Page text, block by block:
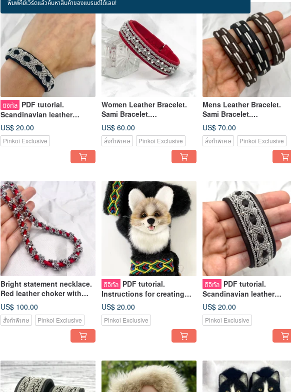
พิมพ์คีย์เวิร์ดแล้วค้นหาสินค้าของแบรนด์ได้เลย!
ดิจิทัล PDF tutorial.
Scandinavian leather
bracelet DIY. How make
Sami bracelet
US$ 20.00
Pinkoi Exclusive
Women Leather Bracelet.
Sami Bracelet.
Scandinavian jewelry. Black
mens bracelet
US$ 60.00
สั่งทำพิเศษ Pinkoi Exclusive
Mens Leather Bracelet.
Sami Bracelet.
Scandinavian jewelry.
Geometric jewelry
US$ 70.00
สั่งทำพิเศษ Pinkoi Exclusive
Bright statement necklace.
Red leather choker with
natural stones hematite.
US$ 100.00
สั่งทำพิเศษ Pinkoi Exclusive
ดิจิทัล PDF tutorial.
Instructions for creating
Welsh Corgi applications
for mittens
US$ 20.00
Pinkoi Exclusive
ดิจิทัล PDF tutorial.
Scandinavian leather
bracelet lesson. DIY master
class in English
US$ 20.00
Pinkoi Exclusive